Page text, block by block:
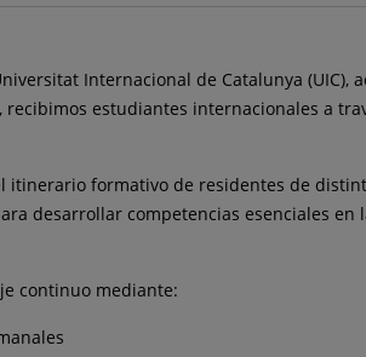
Internacional de Catalunya
recibimos estudiantes internacionales a
formativo de residentes de
desarrollar competencias esenciales
continuo mediante: